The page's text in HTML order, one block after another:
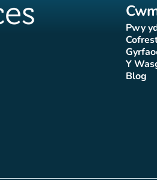
Pwy
Y
Blog
(tab